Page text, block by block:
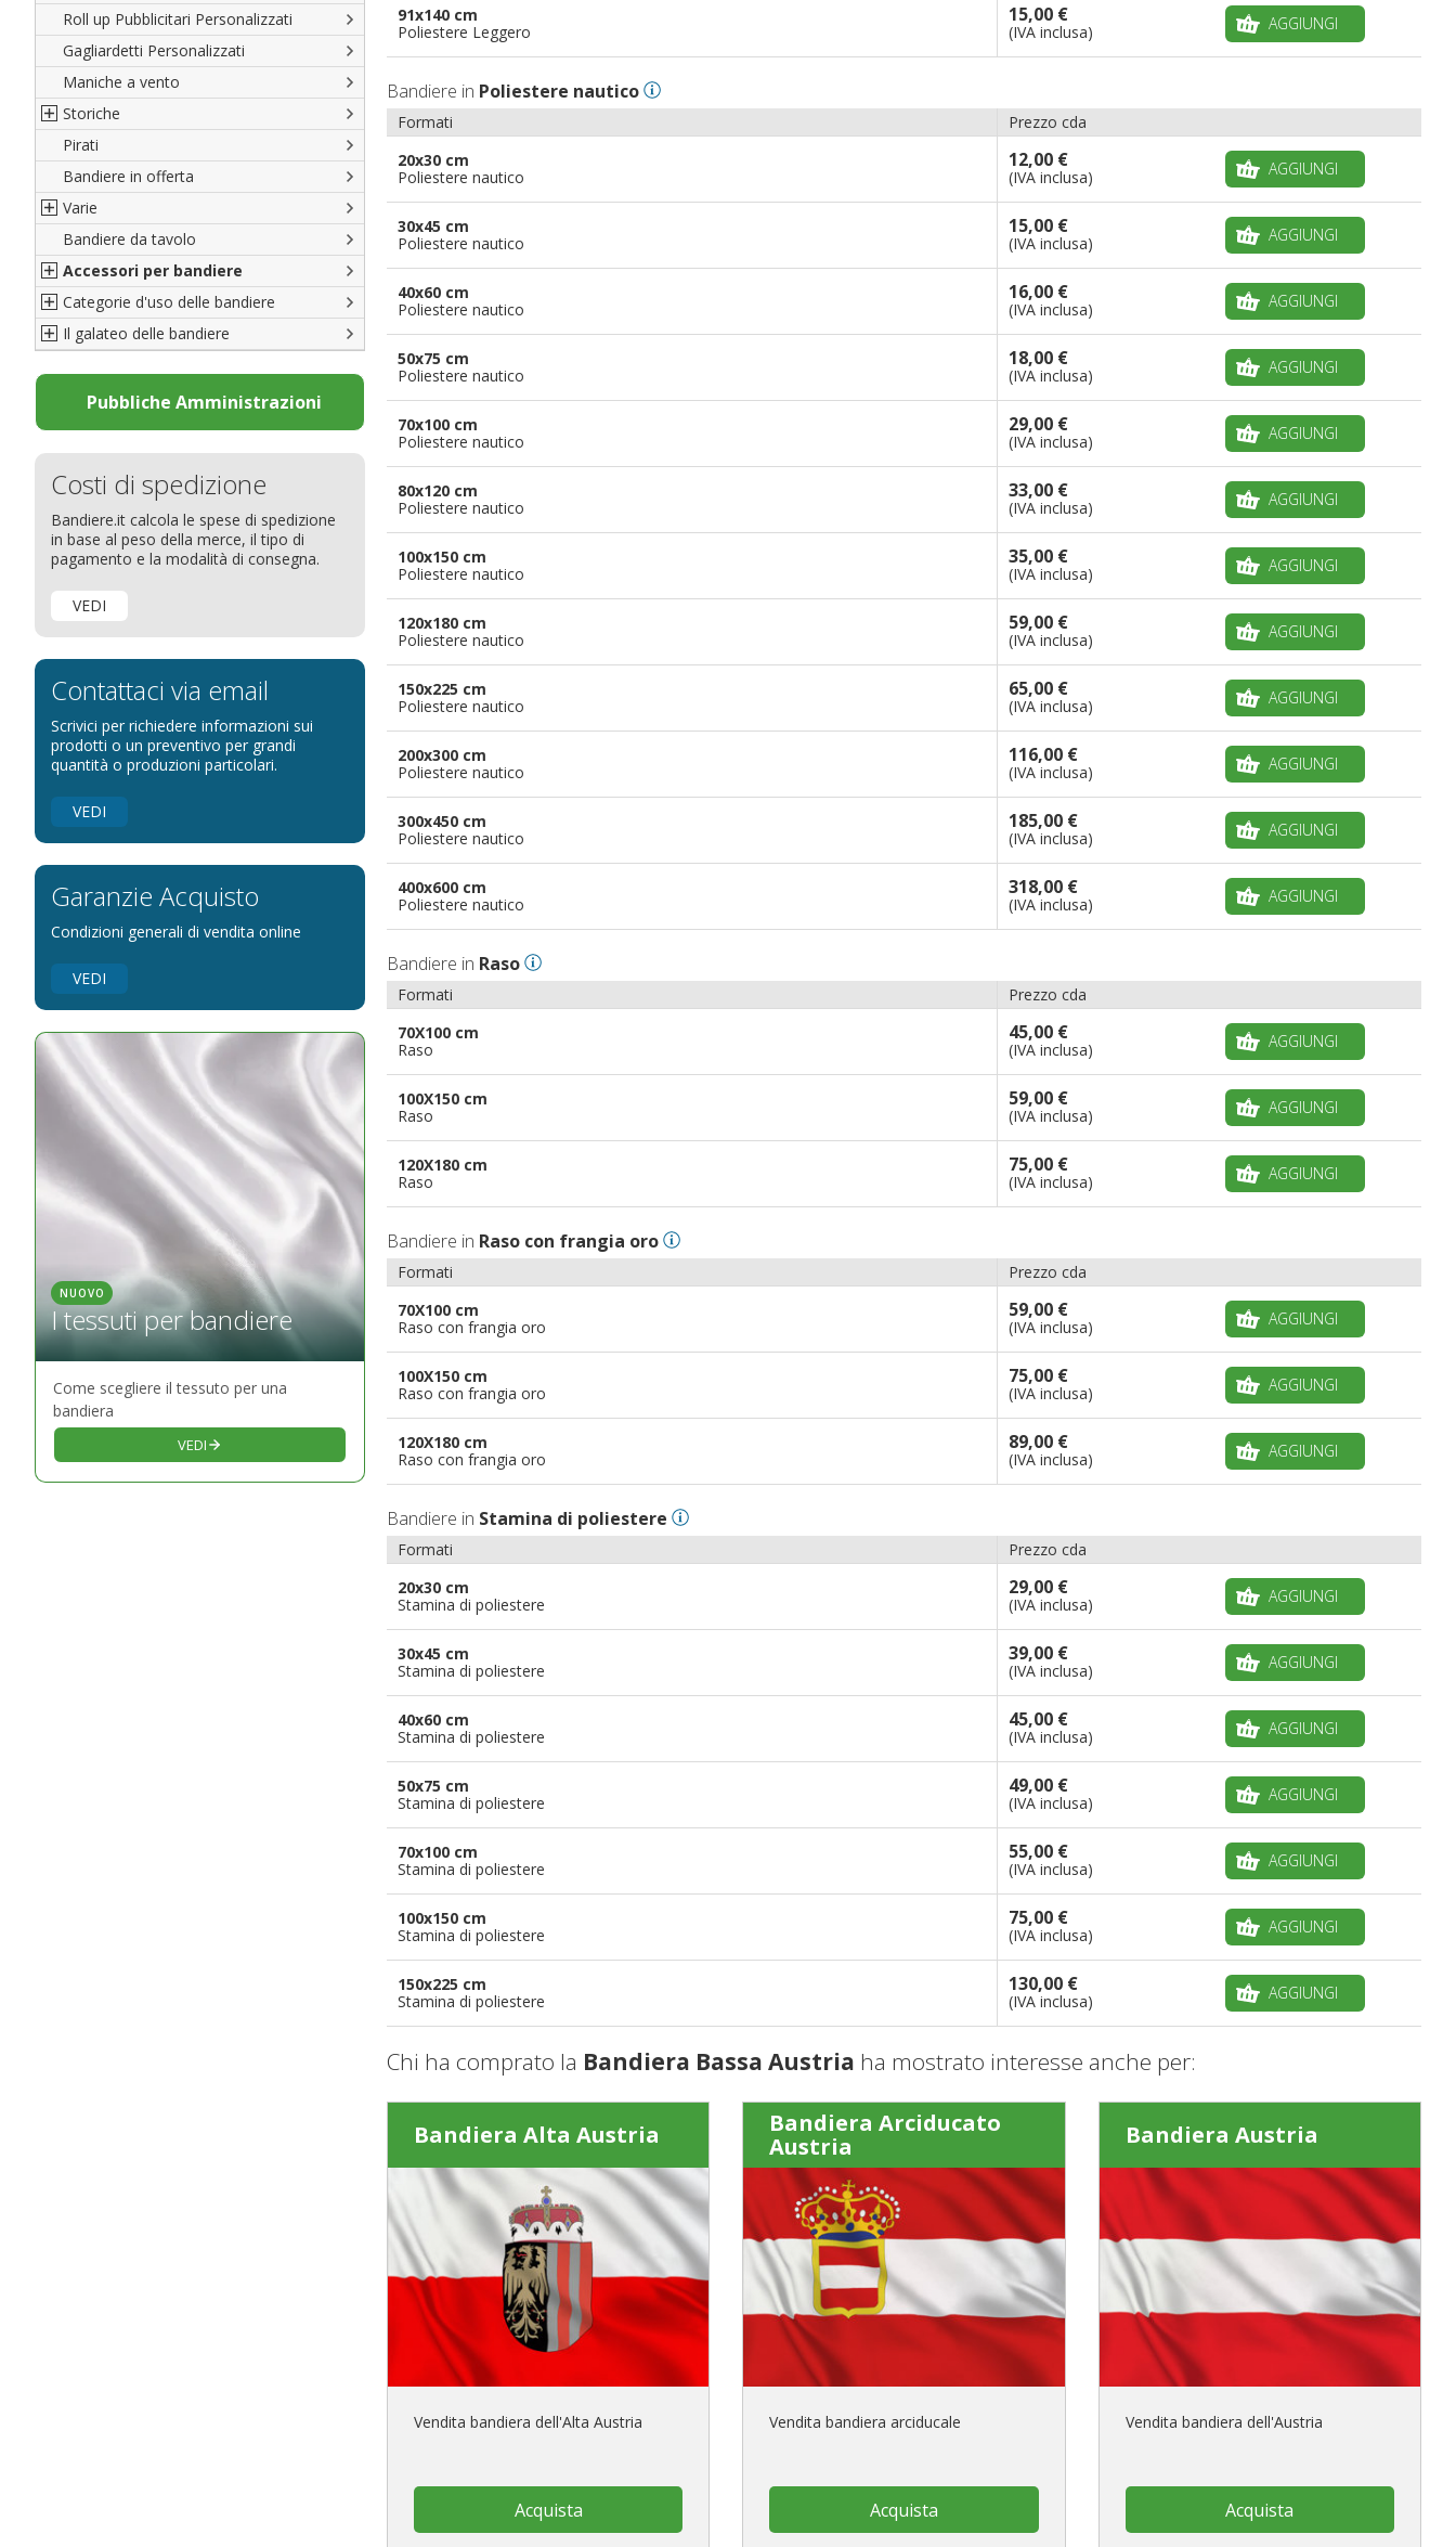
Tedesche
Regioni varie
Varie Province del Mondo
Da spiaggia
Di cortesia
Roll up Pubblicitari Personalizzati
Gagliardetti Personalizzati
Maniche a vento
Storiche
Italiane
Porte di Milano
Francesi
Americane
Britanniche
Resto del Mondo
Pirati
Bandiere in offerta
Varie
Bandiere del CICAP - Think Deep
Bandiere di Orgoglio Bresciano
Organizzazioni internazionali
Diplomatiche
Bandiere Pubblicitarie
Natale e altre festività
Bandiere etniche e religiose
Bandiere da tavolo
Accessori per bandiere
Accessori per bandiere
Accessori per bandiere da tavolo
Categorie d'uso delle bandiere
Bandiere segnavento
Bandiere per sbandieratori
Bandiere per barche
Bandiere per hotel
Bandiere per eventi
Bandiere per biciclette
Bandiere per autosaloni
Bandiere Palio
Bandiere per enti pubblici
Bandiere per riserve naturali e parchi
Bandiere per musicisti
Bandiere per feste
pennoni per bandiere
Il galateo delle bandiere
La bandiera
Come disporre le bandiere
Dimensioni delle bandiere
Come piegare il tricolore
Pubbliche Amministrazioni
Costi di spedizione
Bandiere.it calcola le spese di spedizione
in base al peso della merce, il tipo di
pagamento e la modalità di consegna.
VEDI
Contattaci via email
Scrivici per richiedere informazioni sui
prodotti o un preventivo per grandi
quantità o produzioni particolari.
VEDI
Garanzie Acquisto
Condizioni generali di vendita online
VEDI
NUOVO
I tessuti per bandiere
Come scegliere il tessuto per una
bandiera
VEDI
91x140 cm
Poliestere Leggero
15,00 €
(IVA inclusa) AGGIUNGI
Bandiere in Poliestere nautico
Formati
Prezzo cda
20x30 cm
Poliestere nautico
12,00 €
(IVA inclusa) AGGIUNGI
30x45 cm
Poliestere nautico
15,00 €
(IVA inclusa) AGGIUNGI
40x60 cm
Poliestere nautico
16,00 €
(IVA inclusa) AGGIUNGI
50x75 cm
Poliestere nautico
18,00 €
(IVA inclusa) AGGIUNGI
70x100 cm
Poliestere nautico
29,00 €
(IVA inclusa) AGGIUNGI
80x120 cm
Poliestere nautico
33,00 €
(IVA inclusa) AGGIUNGI
100x150 cm
Poliestere nautico
35,00 €
(IVA inclusa) AGGIUNGI
120x180 cm
Poliestere nautico
59,00 €
(IVA inclusa) AGGIUNGI
150x225 cm
Poliestere nautico
65,00 €
(IVA inclusa) AGGIUNGI
200x300 cm
Poliestere nautico
116,00 €
(IVA inclusa) AGGIUNGI
300x450 cm
Poliestere nautico
185,00 €
(IVA inclusa) AGGIUNGI
400x600 cm
Poliestere nautico
318,00 €
(IVA inclusa) AGGIUNGI
Bandiere in Raso
Formati
Prezzo cda
70X100 cm
Raso
45,00 €
(IVA inclusa) AGGIUNGI
100X150 cm
Raso
59,00 €
(IVA inclusa) AGGIUNGI
120X180 cm
Raso
75,00 €
(IVA inclusa) AGGIUNGI
Bandiere in Raso con frangia oro
Formati
Prezzo cda
70X100 cm
Raso con frangia oro
59,00 €
(IVA inclusa) AGGIUNGI
100X150 cm
Raso con frangia oro
75,00 €
(IVA inclusa) AGGIUNGI
120X180 cm
Raso con frangia oro
89,00 €
(IVA inclusa) AGGIUNGI
Bandiere in Stamina di poliestere
Formati
Prezzo cda
20x30 cm
Stamina di poliestere
29,00 €
(IVA inclusa) AGGIUNGI
30x45 cm
Stamina di poliestere
39,00 €
(IVA inclusa) AGGIUNGI
40x60 cm
Stamina di poliestere
45,00 €
(IVA inclusa) AGGIUNGI
50x75 cm
Stamina di poliestere
49,00 €
(IVA inclusa) AGGIUNGI
70x100 cm
Stamina di poliestere
55,00 €
(IVA inclusa) AGGIUNGI
100x150 cm
Stamina di poliestere
75,00 €
(IVA inclusa) AGGIUNGI
150x225 cm
Stamina di poliestere
130,00 €
(IVA inclusa) AGGIUNGI
Chi ha comprato la Bandiera Bassa Austria ha mostrato interesse anche per:
Bandiera Alta Austria
Vendita bandiera dell'Alta Austria
Acquista
Bandiera Arciducato
Austria
Vendita bandiera arciducale
Acquista
Bandiera Austria
Vendita bandiera dell'Austria
Acquista